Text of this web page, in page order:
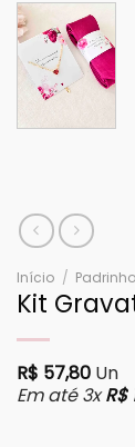
Início /
Kit
R$ 57,80 Un
Em até 3xR$